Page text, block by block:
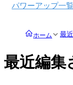
パワーアップ一覧
ホーム 最
最近編集